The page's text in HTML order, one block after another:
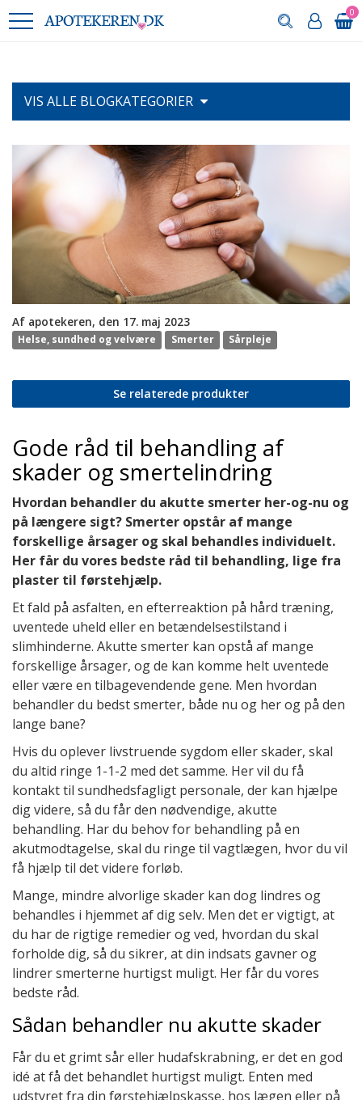
0
VIS ALLE BLOGKATEGORIER
Af apotekeren, den 17. maj 2023
Helse, sundhed og velvære Smerter Sårpleje
Se relaterede produkter
Gode råd til behandling af
skader og smertelindring
Hvordan behandler du akutte smerter her-og-nu og
på længere sigt? Smerter opstår af mange
forskellige årsager og skal behandles individuelt.
Her får du vores bedste råd til behandling, lige fra
plaster til førstehjælp.
Et fald på asfalten, en efterreaktion på hård træning,
uventede uheld eller en betændelsestilstand i
slimhinderne. Akutte smerter kan opstå af mange
forskellige årsager, og de kan komme helt uventede
eller være en tilbagevendende gene. Men hvordan
behandler du bedst smerter, både nu og her og på den
lange bane?
Hvis du oplever livstruende sygdom eller skader, skal
du altid ringe 1-1-2 med det samme. Her vil du få
kontakt til sundhedsfagligt personale, der kan hjælpe
dig videre, så du får den nødvendige, akutte
behandling. Har du behov for behandling på en
akutmodtagelse, skal du ringe til vagtlægen, hvor du vil
få hjælp til det videre forløb.
Mange, mindre alvorlige skader kan dog lindres og
behandles i hjemmet af dig selv. Men det er vigtigt, at
du har de rigtige remedier og ved, hvordan du skal
forholde dig, så du sikrer, at din indsats gavner og
lindrer smerterne hurtigst muligt. Her får du vores
bedste råd.
Sådan behandler nu akutte skader
Får du et grimt sår eller hudafskrabning, er det en god
idé at få det behandlet hurtigst muligt. Enten med
udstyret fra din førstehjælpskasse, hos lægen eller på